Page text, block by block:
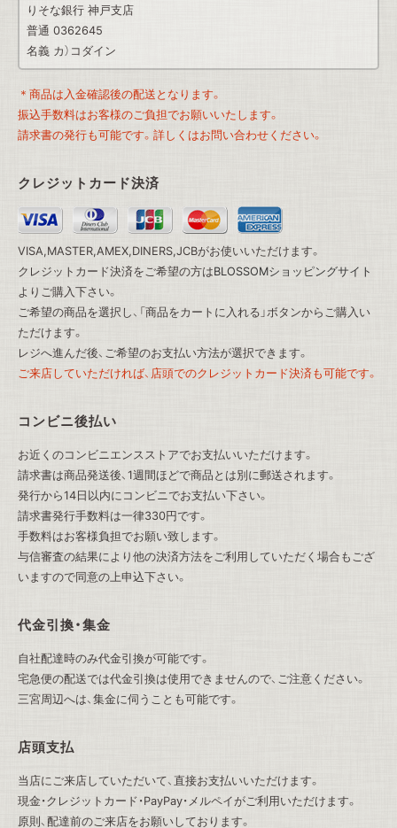
りそな銀行 神戸支店
普通 0362645
名義 カ）コダイン
＊商品は入金確認後の配送となります。
振込手数料はお客様のご負担でお願いいたします。
請求書の発行も可能です。詳しくはお問い合わせください。
クレジットカード決済
VISA,MASTER,AMEX,DINERS,JCBがお使いいただけます。
クレジットカード決済をご希望の方はBLOSSOMショッピングサイト
よりご購入下さい。
ご希望の商品を選択し、「商品をカートに入れる」ボタンからご購入い
ただけます。
レジへ進んだ後、ご希望のお支払い方法が選択できます。
ご来店していただければ、店頭でのクレジットカード決済も可能です。
コンビニ後払い
お近くのコンビニエンスストアでお支払いいただけます。
請求書は商品発送後、1週間ほどで商品とは別に郵送されます。
発行から14日以内にコンビニでお支払い下さい。
請求書発行手数料は一律330円です。
手数料はお客様負担でお願い致します。
与信審査の結果により他の決済方法をご利用していただく場合もござ
いますので同意の上申込下さい。
代金引換・集金
自社配達時のみ代金引換が可能です。
宅急便の配送では代金引換は使用できませんので、ご注意ください。
三宮周辺へは、集金に伺うことも可能です。
店頭支払
当店にご来店していただいて、直接お支払いいただけます。
現金・クレジットカード・PayPay・メルペイがご利用いただけます。
原則、配達前のご来店をお願いしております。